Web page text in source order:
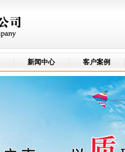
新闻中心 客户案例